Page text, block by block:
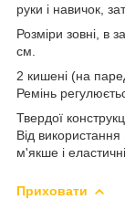
руки і навичок,
Розміри зовні, в
см.
2 кишені (на
Ремінь
Твердої
Від
м'якше і
Приховати